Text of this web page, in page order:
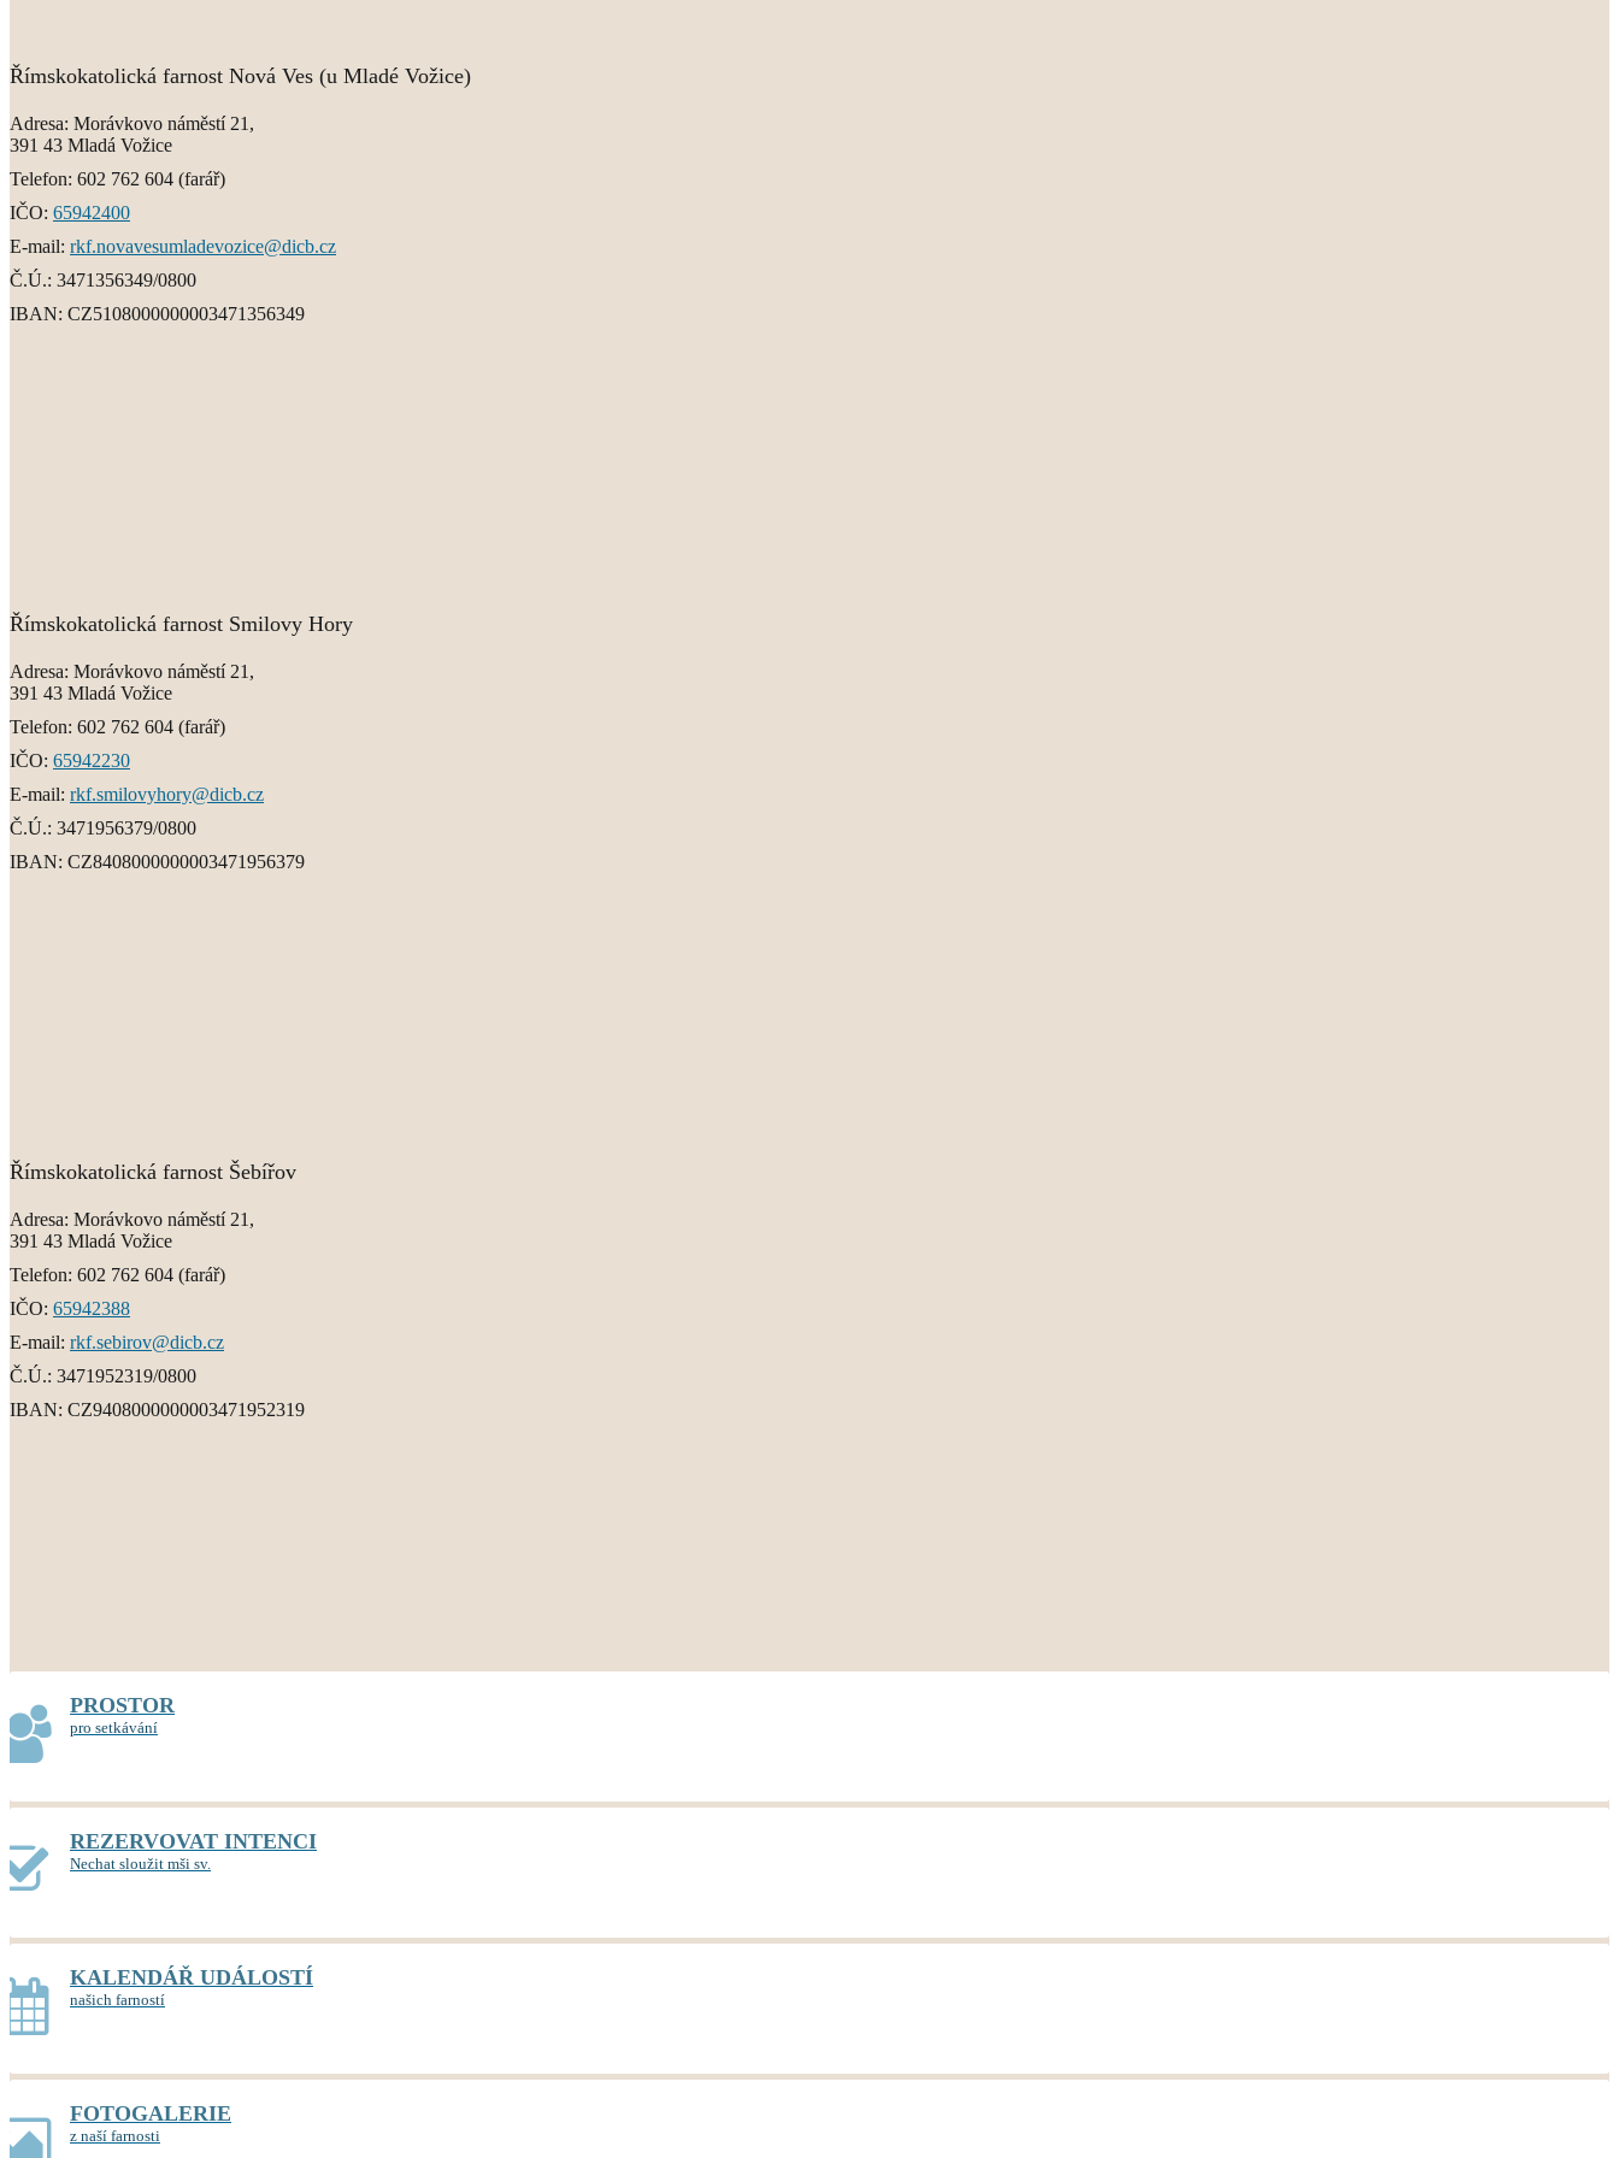
Římskokatolická farnost Nová Ves (u Mladé Vožice)
Adresa: Morávkovo náměstí 21,
391 43 Mladá Vožice
Telefon: 602 762 604 (farář)
IČO: 65942400
E-mail: rkf.novavesumladevozice@dicb.cz
Č.Ú.: 3471356349/0800
IBAN: CZ5108000000003471356349
Římskokatolická farnost Smilovy Hory
Adresa: Morávkovo náměstí 21,
391 43 Mladá Vožice
Telefon: 602 762 604 (farář)
IČO: 65942230
E-mail: rkf.smilovyhory@dicb.cz
Č.Ú.: 3471956379/0800
IBAN: CZ8408000000003471956379
Římskokatolická farnost Šebířov
Adresa: Morávkovo náměstí 21,
391 43 Mladá Vožice
Telefon: 602 762 604 (farář)
IČO: 65942388
E-mail: rkf.sebirov@dicb.cz
Č.Ú.: 3471952319/0800
IBAN: CZ9408000000003471952319
PROSTOR
pro setkávání
REZERVOVAT INTENCI
Nechat sloužit mši sv.
KALENDÁŘ UDÁLOSTÍ
našich farností
FOTOGALERIE
z naší farnosti